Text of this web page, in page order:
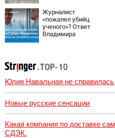
Журналист
«пожалел убийц
ученого»? Ответ
Владимира
Юлия Навальная не
Новые русские сенсации
Какая компания по доставке
СДЭК.